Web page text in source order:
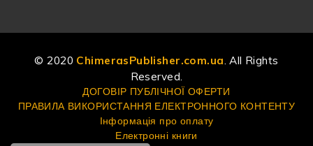
© 2020 ChimerasPublisher.com.ua . All Rights
Reserved.
ДОГОВІР ПУБЛІЧНОЇ ОФЕРТИ
ПРАВИЛА ВИКОРИСТАННЯ ЕЛЕКТРОННОГО КОНТЕНТУ
Інформація про оплату
Електронні книги